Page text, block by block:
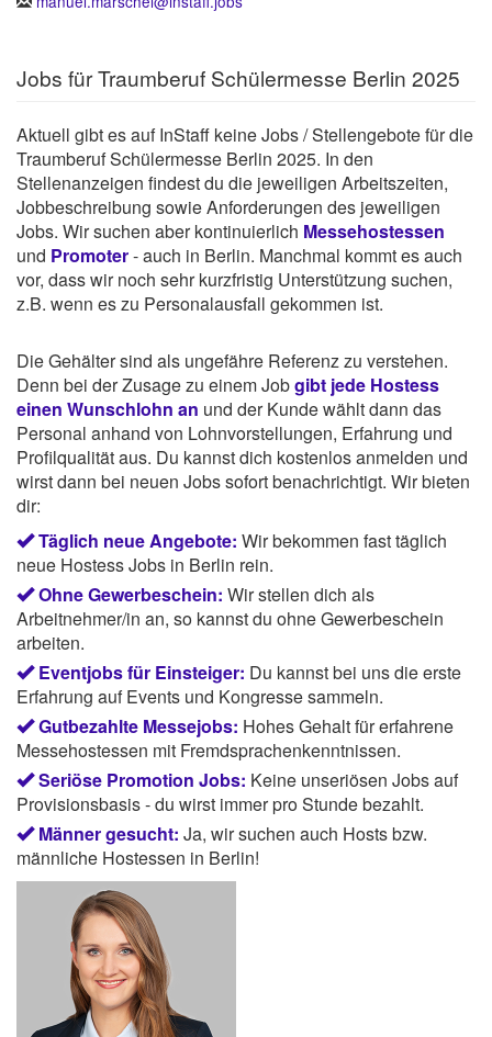
Jobs für Traumberuf Schülermesse Berlin 2025
Aktuell gibt es auf InStaff keine Jobs / Stellengebote für die
Traumberuf Schülermesse Berlin 2025. In den
Stellenanzeigen findest du die jeweiligen Arbeitszeiten,
Jobbeschreibung sowie Anforderungen des jeweiligen
Jobs. Wir suchen aber kontinuierlich Messehostessen
und Promoter- auch in Berlin. Manchmal kommt es auch
vor, dass wir noch sehr kurzfristig Unterstützung suchen,
z.B. wenn es zu Personalausfall gekommen ist.
Die Gehälter sind als ungefähre Referenz zu verstehen.
Denn bei der Zusage zu einem Jobgibt jede Hostess
einen Wunschlohn an und der Kunde wählt dann das
Personal anhand von Lohnvorstellungen, Erfahrung und
Profilqualität aus. Du kannst dich kostenlos anmelden und
wirst dann bei neuen Jobs sofort benachrichtigt. Wir bieten
dir:
Täglich neue Angebote: Wir bekommen fast täglich
neue Hostess Jobs in Berlin rein.
Ohne Gewerbeschein: Wir stellen dich als
Arbeitnehmer/in an, so kannst du ohne Gewerbeschein
arbeiten.
Eventjobs für Einsteiger: Du kannst bei uns die erste
Erfahrung auf Events und Kongresse sammeln.
Gutbezahlte Messejobs: Hohes Gehalt für erfahrene
Messehostessen mit Fremdsprachenkenntnissen.
Seriöse Promotion Jobs: Keine unseriösen Jobs auf
Provisionsbasis - du wirst immer pro Stunde bezahlt.
Männer gesucht: Ja, wir suchen auch Hosts bzw.
männliche Hostessen in Berlin!